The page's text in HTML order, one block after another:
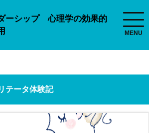
ーシップ 心理学の効果的
テータ体験記